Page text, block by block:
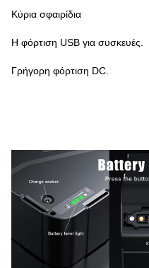
Κύρια σφαιρίδια
Η φόρτιση USB για συσκευές.
Γρήγορη φόρτιση DC.